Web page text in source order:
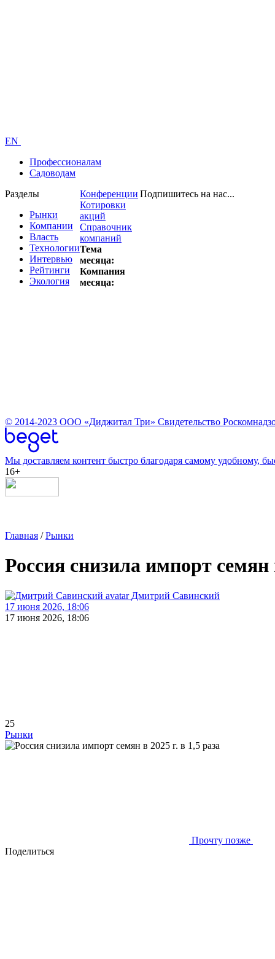
EN
Профессионалам
Садоводам
Разделы
Рынки
Компании
Власть
Технологии
Интервью
Рейтинги
Экология
Конференции
Котировки
акций
Справочник
компаний
Тема
месяца:
Компания
месяца:
Подпишитесь на нас...
© 2014-2023 ООО «Диджитал Три» Свидетельство
Мы доставляем контент быстро благодаря самому удобному,
16+
Главная /Рынки
Россия снизила импорт семян
Дмитрий Савинский
17 июня 2026, 18:06
17 июня 2026, 18:06
25
Рынки
Прочту позже
Поделиться